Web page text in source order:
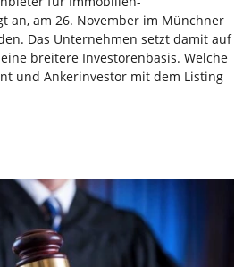
an, am 26. November im Münchner
Das Unternehmen setzt damit auf
breitere Investorenbasis. Welche
und Ankerinvestor mit dem Listing